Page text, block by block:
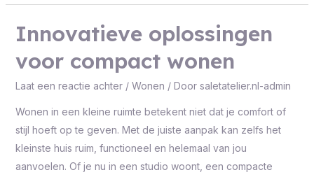
Innovatieve oplossingen
voor compact wonen
Laat een reactie achter / Wonen / Door saletatelier.nl-admin
Wonen in een kleine ruimte betekent niet dat je comfort of
stijl hoeft op te geven. Met de juiste aanpak kan zelfs het
kleinste huis ruim, functioneel en helemaal van jou
aanvoelen. Of je nu in een studio woont, een compacte